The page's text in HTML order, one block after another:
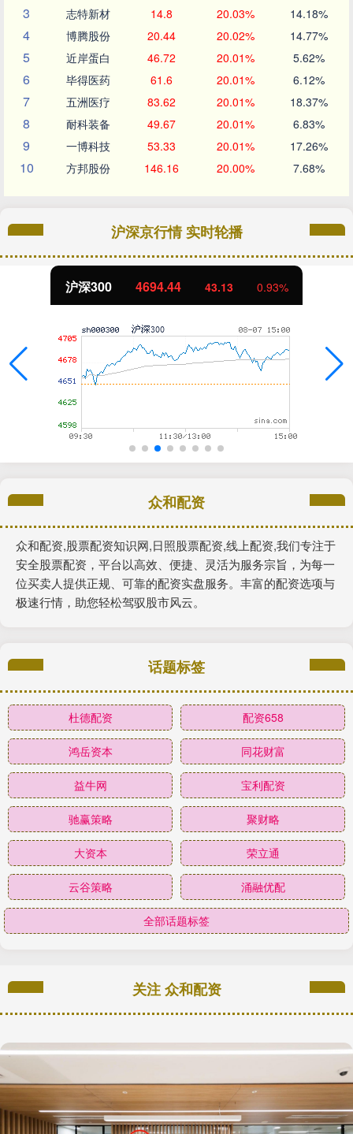
3 志特新材 14.8 20.03% 14.18%
4 博腾股份 20.44 20.02% 14.77%
5 近岸蛋白 46.72 20.01% 5.62%
6 毕得医药 61.6 20.01% 6.12%
7 五洲医疗 83.62 20.01% 18.37%
8 耐科装备 49.67 20.01% 6.83%
9 一博科技 53.33 20.01% 17.26%
10 方邦股份 146.16 20.00% 7.68%
沪深京行情 实时轮播
沪深300 4694.44 43.13 0.93%
众和配资
众和配资,股票配资知识网,日照股票配资,线上配资,我们专注于
安全股票配资，平台以高效、便捷、灵活为服务宗旨，为每一
位买卖人提供正规、可靠的配资实盘服务。丰富的配资选项与
极速行情，助您轻松驾驭股市风云。
话题标签
杜德配资 配资658
鸿岳资本 同花财富
益牛网 宝利配资
驰赢策略 聚财略
大资本 荣立通
云谷策略 涌融优配
全部话题标签
关注 众和配资